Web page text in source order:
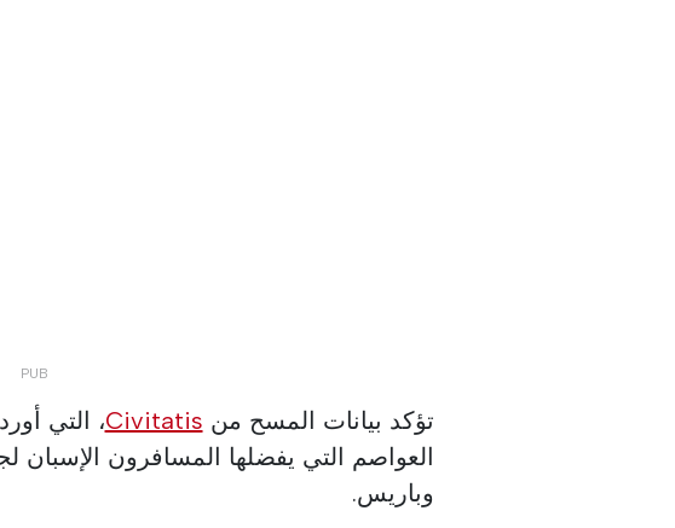
تؤكد بيانات المسح من Civitatis، التي
العواصم التي يفضلها المسافرون الإسبان
وباريس.